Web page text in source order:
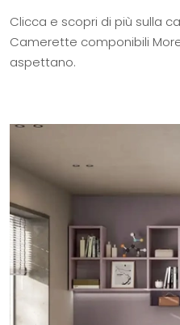
Clicca e scopri di più sulla
Camerette componibili
aspettano.